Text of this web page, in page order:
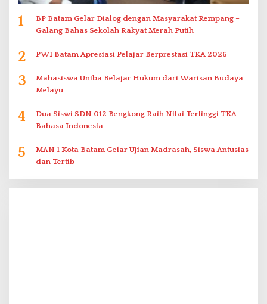
1
BP Batam Gelar Dialog dengan Masyarakat Rempang –
Galang Bahas Sekolah Rakyat Merah Putih
2 PWI Batam Apresiasi Pelajar Berprestasi TKA 2026
3
Mahasiswa Uniba Belajar Hukum dari Warisan Budaya
Melayu
4
Dua Siswi SDN 012 Bengkong Raih Nilai Tertinggi TKA
Bahasa Indonesia
5
MAN 1 Kota Batam Gelar Ujian Madrasah, Siswa Antusias
dan Tertib